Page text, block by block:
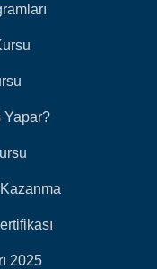
Yapar?
2025